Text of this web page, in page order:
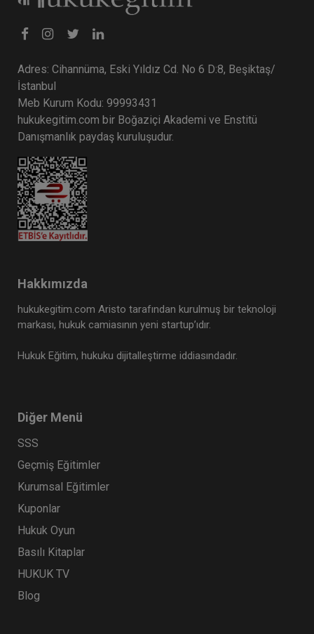
Adres: Cihannüma, Eski Yıldız Cd. No 6 D:8, Beşiktaş/
İstanbul
Meb Kurum Kodu: 99993431
hukukegitim.com bir Boğaziçi Akademi ve Enstitü
Danışmanlık paydaş kuruluşudur.
Hakkımızda
hukukegitim.com Aristo tarafından kurulmuş bir teknoloji
markası, hukuk camiasının yeni startup’ıdır.
Hukuk Eğitim, hukuku dijitalleştirme iddiasındadır.
Diğer Menü
SSS
Geçmiş Eğitimler
Kurumsal Eğitimler
Kuponlar
Hukuk Oyun
Basılı Kitaplar
HUKUK TV
Blog